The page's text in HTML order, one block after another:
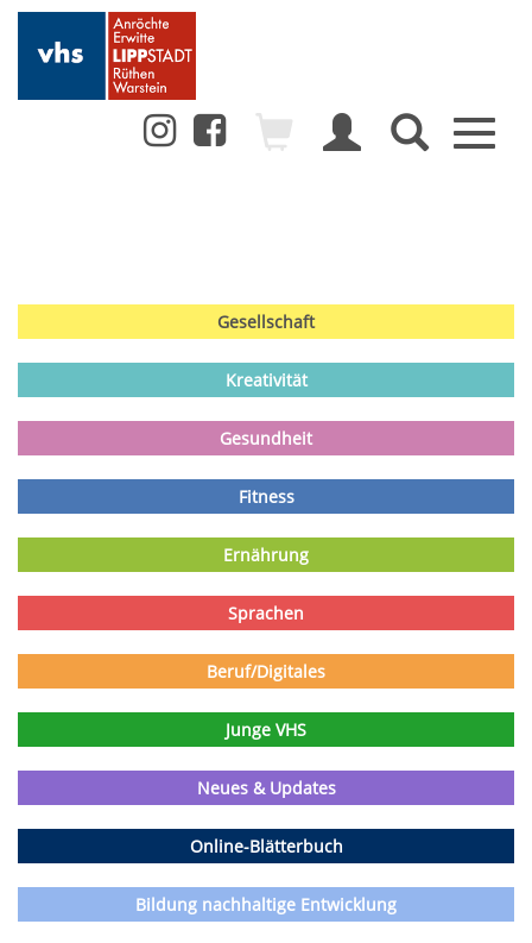
Toggle
Gesellschaft
Kreativität
Gesundheit
Fitness
Ernährung
Sprachen
Beruf/Digitales
Junge VHS
Neues & Updates
Online-Blätterbuch
Bildung nachhaltige Entwicklung